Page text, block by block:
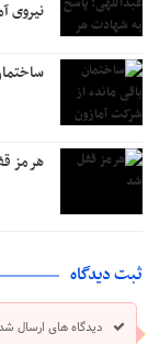
نیروی
هرمز
ثبت دیدگاه
دیدگاه های ارسال